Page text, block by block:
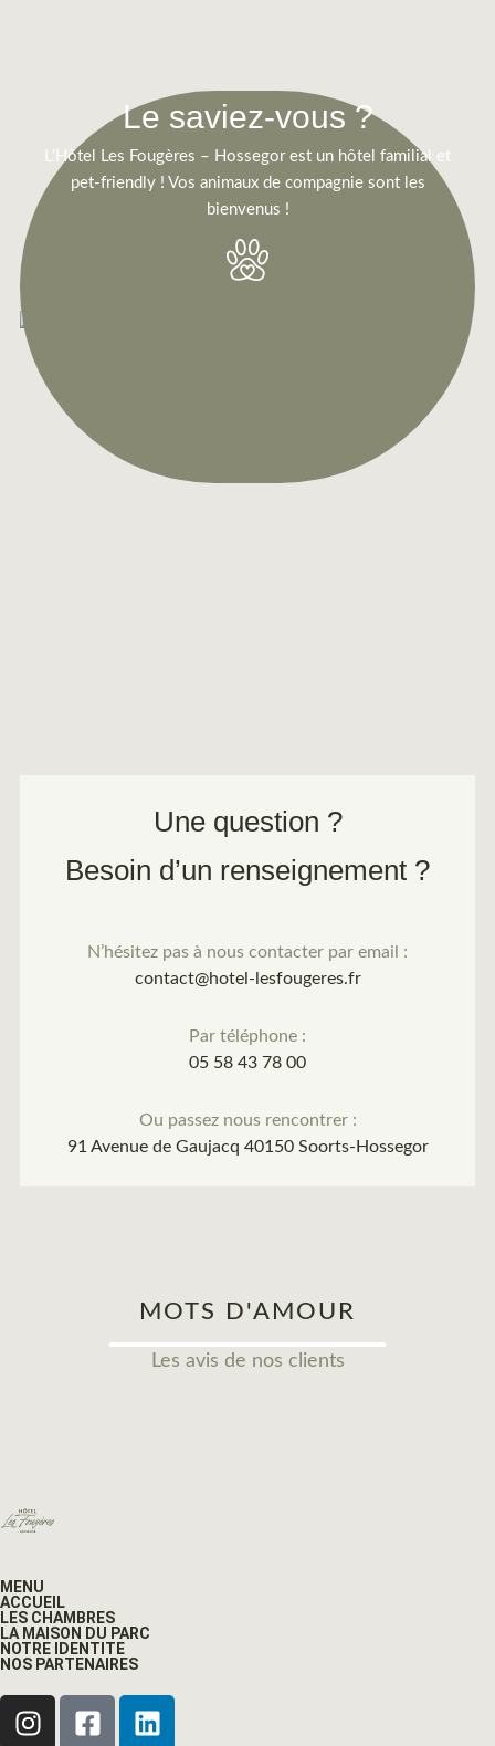
Le saviez-vous ?
L’Hôtel Les Fougères – Hossegor est un hôtel familial et
pet-friendly ! Vos animaux de compagnie sont les
bienvenus !
Une question ?
Besoin d’un renseignement ?
N’hésitez pas à nous contacter par email :
contact@hotel-lesfougeres.fr
Par téléphone :
05 58 43 78 00
Ou passez nous rencontrer :
91 Avenue de Gaujacq 40150 Soorts-Hossegor
MOTS D'AMOUR
Les avis de nos clients
MENU
ACCUEIL
LES CHAMBRES
LA MAISON DU PARC
NOTRE IDENTITE
NOS PARTENAIRES